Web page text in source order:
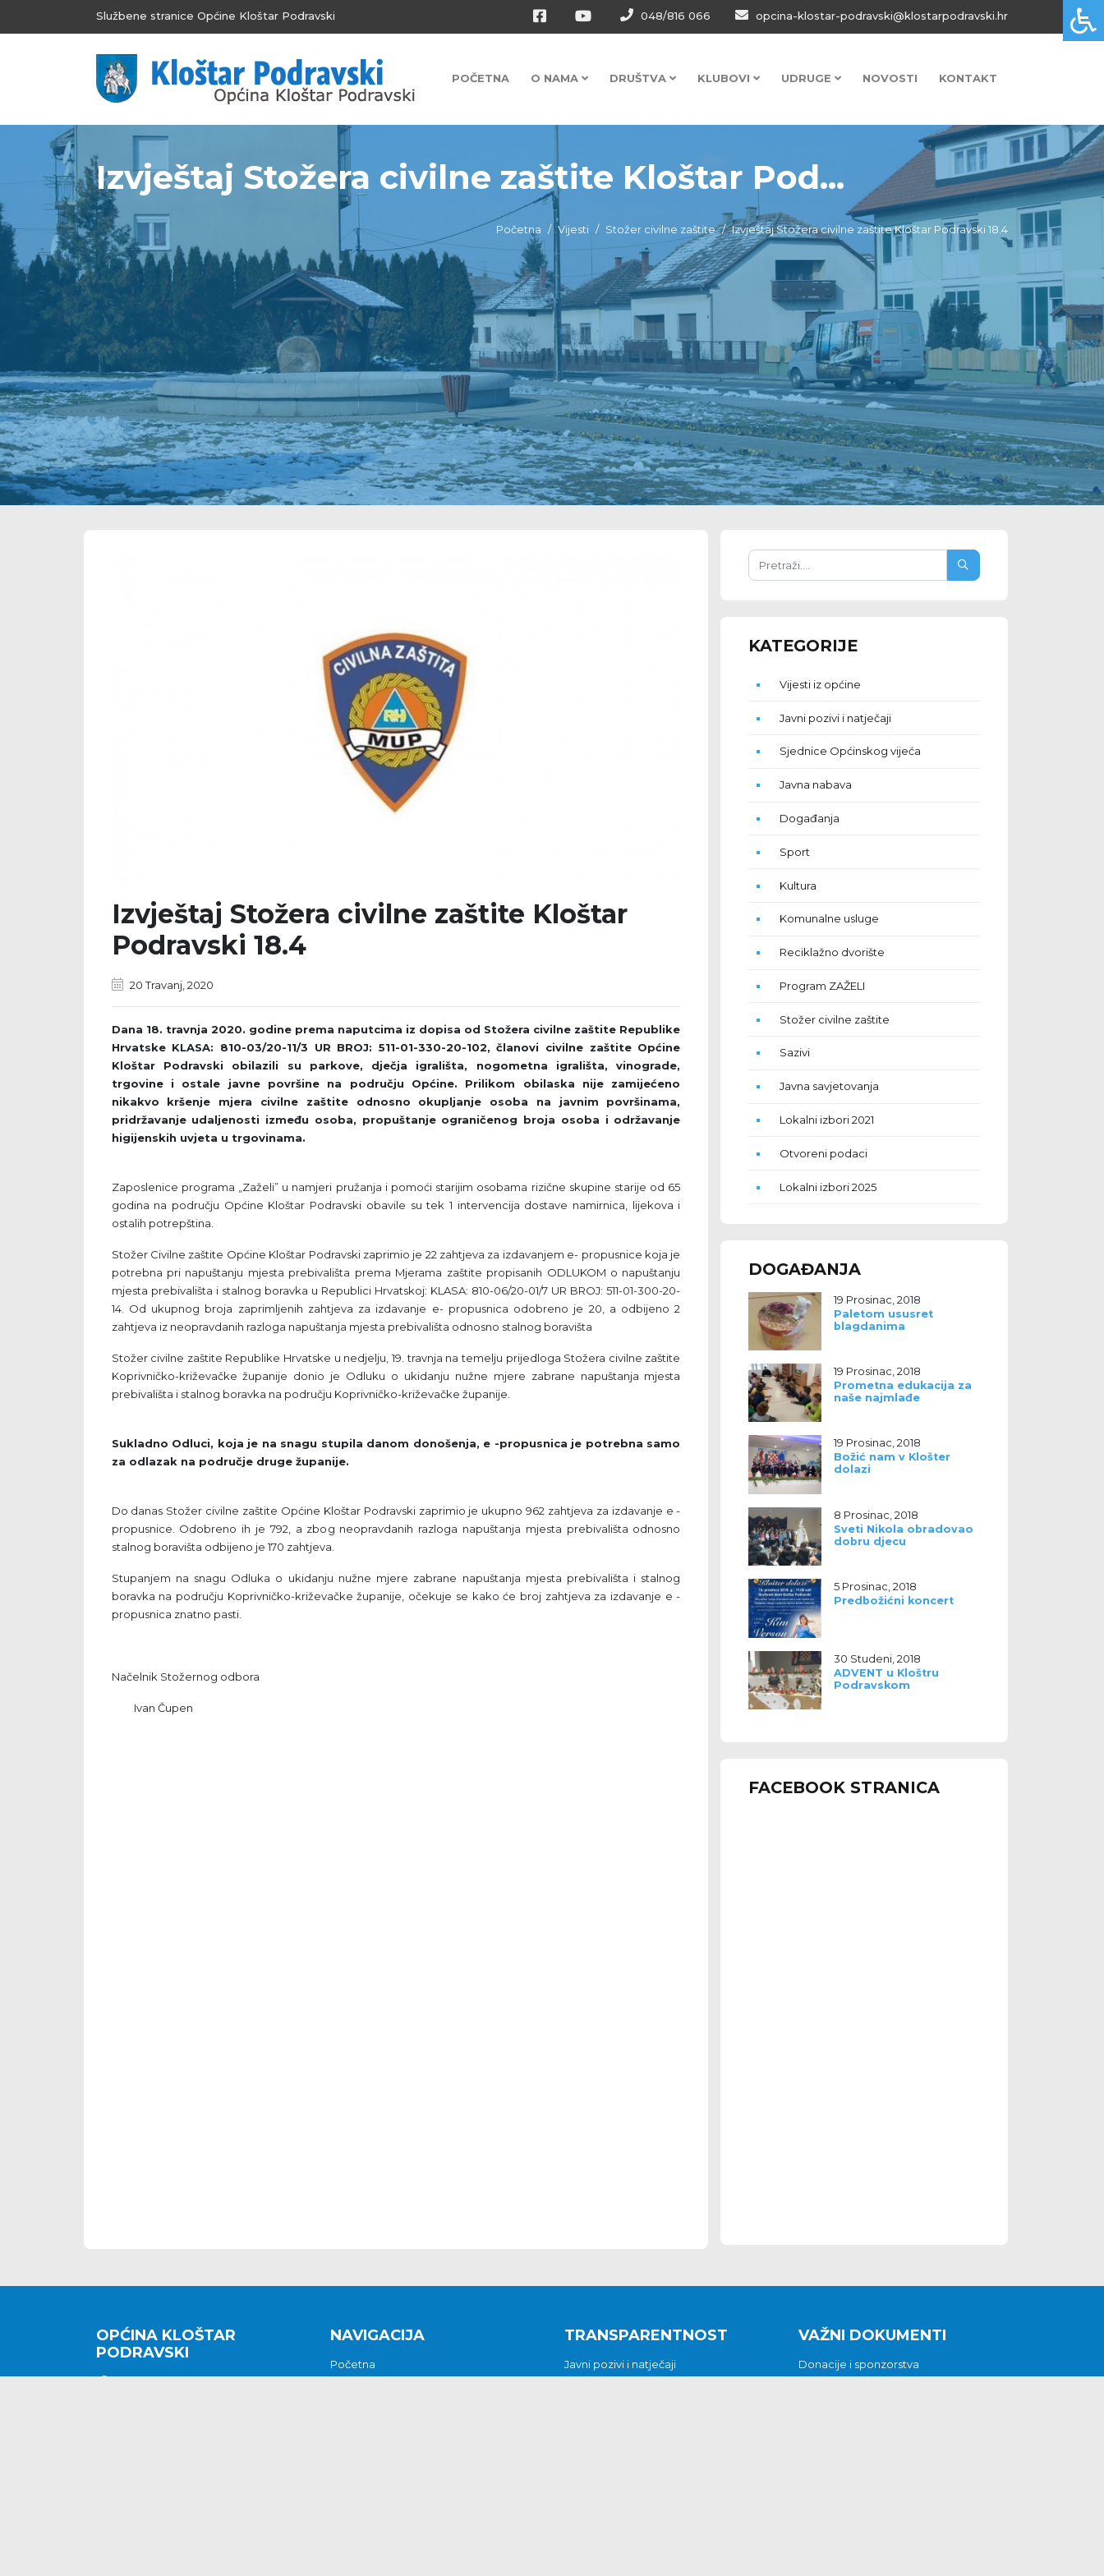
Službene stranice Općine Kloštar Podravski 048/816 066 opcina-klostar-podravski@klostarpodravski.hr
POČETNA O NAMA DRUŠTVA KLUBOVI UDRUGE NOVOSTI KONTAKT
Izvještaj Stožera civilne zaštite Kloštar Pod...
Početna Vijesti Stožer civilne zaštite Izvještaj Stožera civilne zaštite Kloštar Podravski 18.4
Izvještaj Stožera civilne zaštite Kloštar
Podravski 18.4
20 Travanj, 2020
Dana 18. travnja 2020. godine prema naputcima iz dopisa od Stožera civilne zaštite Republike
Hrvatske KLASA: 810-03/20-11/3 UR BROJ: 511-01-330-20-102, članovi civilne zaštite Općine
Kloštar Podravski obilazili su parkove, dječja igrališta, nogometna igrališta, vinograde,
trgovine i ostale javne površine na području Općine. Prilikom obilaska nije zamijećeno
nikakvo kršenje mjera civilne zaštite odnosno okupljanje osoba na javnim površinama,
pridržavanje udaljenosti između osoba, propuštanje ograničenog broja osoba i održavanje
higijenskih uvjeta u trgovinama.
Zaposlenice programa „Zaželi” u namjeri pružanja i pomoći starijim osobama rizične skupine starije od 65
godina na području Općine Kloštar Podravski obavile su tek 1 intervencija dostave namirnica, lijekova i
ostalih potrepština.
Stožer Civilne zaštite Općine Kloštar Podravski zaprimio je 22 zahtjeva za izdavanjem e- propusnice koja je
potrebna pri napuštanju mjesta prebivališta prema Mjerama zaštite propisanih ODLUKOM o napuštanju
mjesta prebivališta i stalnog boravka u Republici Hrvatskoj: KLASA: 810-06/20-01/7 UR BROJ: 511-01-300-20-
14. Od ukupnog broja zaprimljenih zahtjeva za izdavanje e- propusnica odobreno je 20, a odbijeno 2
zahtjeva iz neopravdanih razloga napuštanja mjesta prebivališta odnosno stalnog boravišta
Stožer civilne zaštite Republike Hrvatske u nedjelju, 19. travnja na temelju prijedloga Stožera civilne zaštite
Koprivničko-križevačke županije donio je Odluku o ukidanju nužne mjere zabrane napuštanja mjesta
prebivališta i stalnog boravka na području Koprivničko-križevačke županije.
Sukladno Odluci, koja je na snagu stupila danom donošenja, e -propusnica je potrebna samo
za odlazak na područje druge županije.
Do danas Stožer civilne zaštite Općine Kloštar Podravski zaprimio je ukupno 962 zahtjeva za izdavanje e -
propusnice. Odobreno ih je 792, a zbog neopravdanih razloga napuštanja mjesta prebivališta odnosno
stalnog boravišta odbijeno je 170 zahtjeva.
Stupanjem na snagu Odluka o ukidanju nužne mjere zabrane napuštanja mjesta prebivališta i stalnog
boravka na području Koprivničko-križevačke županije, očekuje se kako će broj zahtjeva za izdavanje e -
propusnica znatno pasti.
Načelnik Stožernog odbora
Ivan Čupen
KATEGORIJE
Vijesti iz općine
Javni pozivi i natječaji
Sjednice Općinskog vijeća
Javna nabava
Događanja
Sport
Kultura
Komunalne usluge
Reciklažno dvorište
Program ZAŽELI
Stožer civilne zaštite
Sazivi
Javna savjetovanja
Lokalni izbori 2021
Otvoreni podaci
Lokalni izbori 2025
DOGAĐANJA
19 Prosinac, 2018
Paletom ususret
blagdanima
19 Prosinac, 2018
Prometna edukacija za
naše najmlađe
19 Prosinac, 2018
Božić nam v Klošter
dolazi
8 Prosinac, 2018
Sveti Nikola obradovao
dobru djecu
5 Prosinac, 2018
Predbožićni koncert
30 Studeni, 2018
ADVENT u Kloštru
Podravskom
FACEBOOK STRANICA
OPĆINA KLOŠTAR
PODRAVSKI
NAVIGACIJA
Početna
TRANSPARENTNOST
Javni pozivi i natječaji
VAŽNI DOKUMENTI
Donacije i sponzorstva